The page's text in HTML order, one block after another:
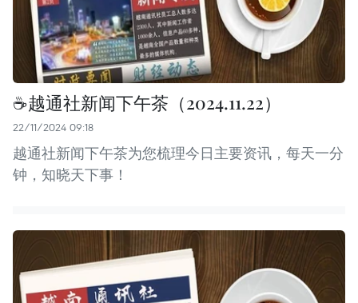
☕️越通社新闻下午茶（2024.11.22）
22/11/2024 09:18
越通社新闻下午茶为您梳理今日主要资讯，每天一分
钟，知晓天下事！